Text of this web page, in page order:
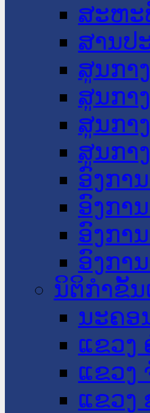
ສະຫະ
ສານປ
ສູນກາ
ສູນກາ
ສູນກາ
ສູນກາ
ອົງກາ
ອົງກາ
ອົງກາ
ອົງກາ
ນິຕິກໍາຂັ້ນ
ນະ​ຄອ
ແຂວງ
ແຂວງ
ແຂວງ